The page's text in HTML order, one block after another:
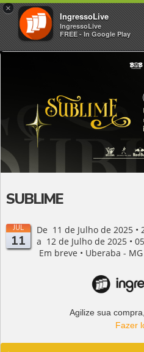
×
IngressoLive
IngressoLive
FREE - In Google Play
SUBLIME
JUL
11
De 11 de Julho de 2025 •
a 12 de Julho de 2025 •
Em breve • Uberaba - MG
Agilize sua
Fazer